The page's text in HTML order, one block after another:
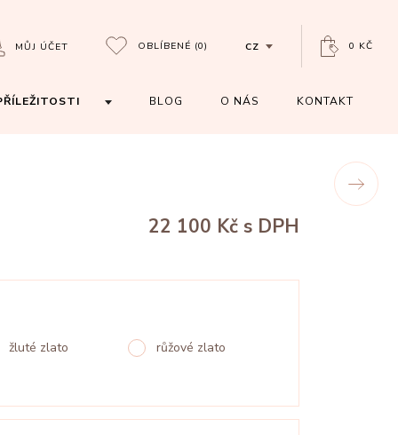
MŮJ ÚČET OBLÍBENÉ (0) CZ 0 KČ
BLOG O NÁS KONTAKT
22 100 Kč s DPH
žluté zlato
růžové zlato